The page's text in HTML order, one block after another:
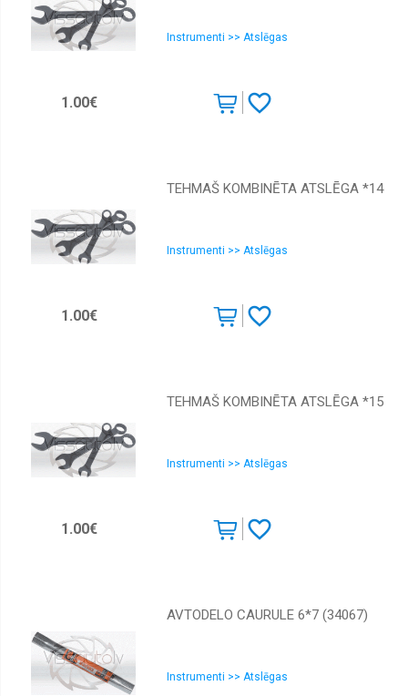
Instrumenti >> Atslēgas
1.00€
TEHMAŠ KOMBINĒTA ATSLĒGA *14
Instrumenti >> Atslēgas
1.00€
TEHMAŠ KOMBINĒTA ATSLĒGA *15
Instrumenti >> Atslēgas
1.00€
AVTODELO CAURULE 6*7 (34067)
Instrumenti >> Atslēgas